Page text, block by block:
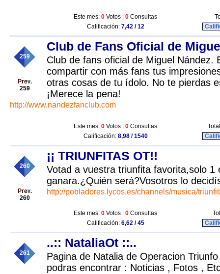
Este mes: 0 Votos | 0 Consultas
Calificación: 7,42 / 12
259
259
Club de Fans Oficial de
Club de fans oficial de Miguel Nández.
compartir con más fans tus
otras cosas de tu ídolo. No te pierdas
¡Merece la pena!
http://www.nandezfanclub.com
Este mes: 0 Votos | 0 Consultas
Calificación: 8,98 / 1540
260
260
¡¡ TRIUNFITAS OT!!
Votad a vuestra triunfita favorita,solo 1
ganara.¿Quién será?Vosotros lo
http://pobladores.lycos.es/channels/musica/
Este mes: 0 Votos | 0 Consultas
Calificación: 6,62 / 45
261
..:: NataliaOt ::..
Pagina de Natalia de Operacion
podras encontrar : Noticias , Fotos ,